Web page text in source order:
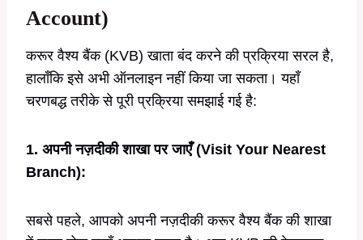
Account)
करूर वैश्य बैंक (KVB) खाता बंद करने की प्रक्रिया सरल है,
हालाँकि इसे अभी ऑनलाइन नहीं किया जा सकता। यहाँ
चरणबद्ध तरीके से पूरी प्रक्रिया समझाई गई है:
1. अपनी नज़दीकी शाखा पर जाएँ (Visit Your Nearest
Branch):
सबसे पहले, आपको अपनी नज़दीकी करूर वैश्य बैंक की शाखा